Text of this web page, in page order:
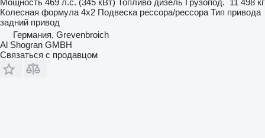
Мощность 469 л.с. (345 кВт) Топливо дизель Грузопод. 11 498 кг
Колесная формула 4x2 Подвеска рессора/рессора Тип привода
задний привод
Германия, Grevenbroich
Al Shogran GMBH
Связаться с продавцом